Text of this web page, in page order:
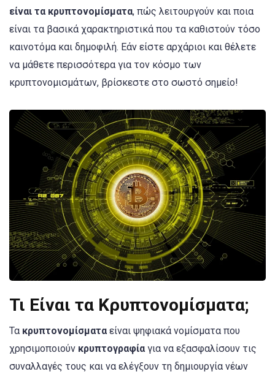
είναι τα κρυπτονομίσματα, πώς λειτουργούν και ποια
είναι τα βασικά χαρακτηριστικά που τα καθιστούν τόσο
καινοτόμα και δημοφιλή. Εάν είστε αρχάριοι και θέλετε
να μάθετε περισσότερα για τον κόσμο των
κρυπτονομισμάτων, βρίσκεστε στο σωστό σημείο!
Τι Είναι τα Κρυπτονομίσματα;
Τα κρυπτονομίσματαείναι ψηφιακά νομίσματα που
χρησιμοποιούν κρυπτογραφίαγια να εξασφαλίσουν τις
συναλλαγές τους και να ελέγξουν τη δημιουργία νέων